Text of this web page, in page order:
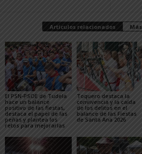
Artículos relacionados
El PSN-PSOE de Tudela
hace un balance
positivo de las fiestas,
destaca el papel de las
peñas y plantea los
retos para mejorarlas
Toquero destaca la
convivencia y la caída
de los delitos en el
balance de las Fiestas
de Santa Ana 2026